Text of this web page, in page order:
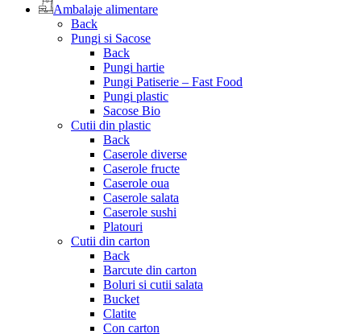
Ambalaje alimentare
Back
Pungi si Sacose
Back
Pungi hartie
Pungi Patiserie – Fast Food
Pungi plastic
Sacose Bio
Cutii din plastic
Back
Caserole diverse
Caserole fructe
Caserole oua
Caserole salata
Caserole sushi
Platouri
Cutii din carton
Back
Barcute din carton
Boluri si cutii salata
Bucket
Clatite
Con carton